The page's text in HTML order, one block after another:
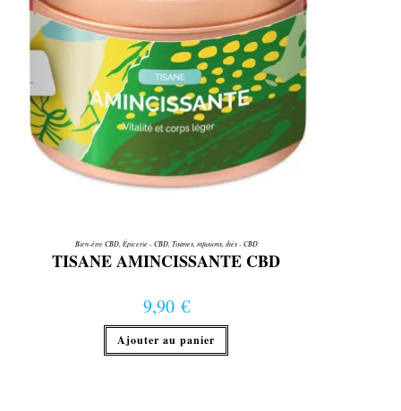
Bien-être CBD, Épicerie - CBD, Tisanes, infusions, thés - CBD
TISANE AMINCISSANTE CBD
9,90 €
Ajouter au panier